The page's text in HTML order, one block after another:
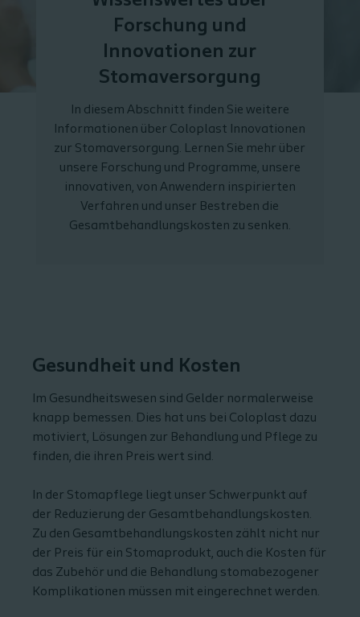
Forschung und
Innovationen zur
Stomaversorgung
In diesem Abschnitt finden Sie weitere
Informationen über Coloplast Innovationen
zur Stomaversorgung. Lernen Sie mehr über
unsere Forschung und Programme, unsere
innovativen, von Anwendern inspirierten
Verfahren und unser Bestreben die
Gesamtbehandlungskosten zu senken.
Gesundheit und Kosten
Im Gesundheitswesen sind Gelder normalerweise
knapp bemessen. Dies hat uns bei Coloplast dazu
motiviert, Lösungen zur Behandlung und Pflege zu
finden, die ihren Preis wert sind.
In der Stomapflege liegt unser Schwerpunkt auf
der Reduzierung der Gesamtbehandlungskosten.
Zu den Gesamtbehandlungskosten zählt nicht nur
der Preis für ein Stomaprodukt, auch die Kosten für
das Zubehör und die Behandlung stomabezogener
Komplikationen müssen mit eingerechnet werden.